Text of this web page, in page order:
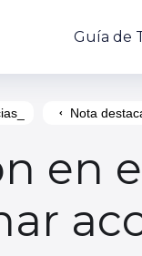
Guía de
Nota
en